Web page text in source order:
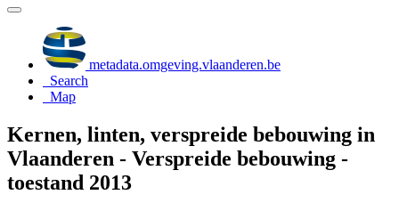
metadata.omgeving.vlaanderen.be
Search
Map
Kernen, linten, verspreide bebouwing in
Vlaanderen - Verspreide bebouwing -
toestand 2013